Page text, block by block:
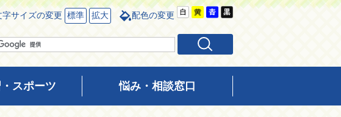
字サイズの変更 標準 拡大 配色の変更
スポーツ 悩み・相談窓口